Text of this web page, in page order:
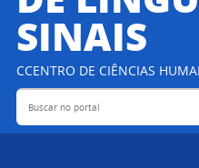
SINAIS
CCENTRO DE CIÊNCIAS
Buscar no portal